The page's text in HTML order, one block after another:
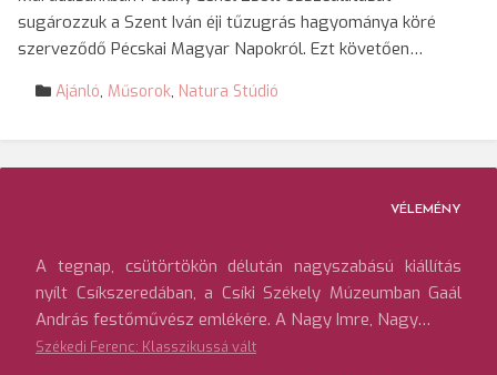
sugározzuk a Szent Iván éji tűzugrás hagyománya köré
szerveződő Pécskai Magyar Napokról. Ezt követően…
Ajánló, Műsorok, Natura Stúdió
VÉLEMÉNY
A tegnap, csütörtökön délután nagyszabású kiállítás
nyílt Csíkszeredában, a Csíki Székely Múzeumban Gaál
András festőművész emlékére. A Nagy Imre, Nagy…
Székedi Ferenc: Klasszikussá vált